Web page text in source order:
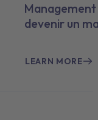
devenir un
LEARN MORE